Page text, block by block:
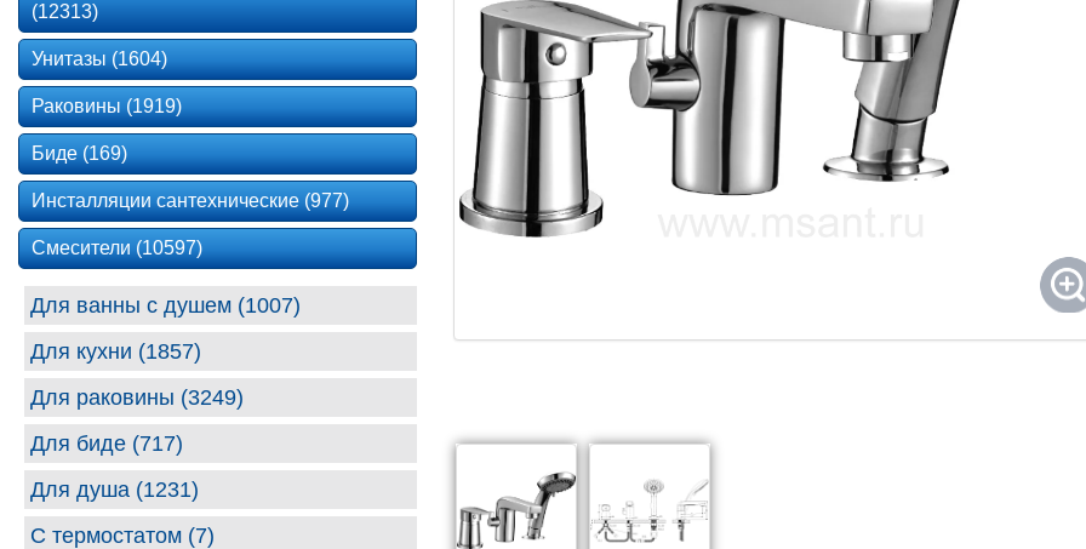
(12313)
Унитазы (1604)
Раковины (1919)
Биде (169)
Инсталляции сантехнические (977)
Смесители (10597)
Для ванны с душем (1007)
Для кухни (1857)
Для раковины (3249)
Для биде (717)
Для душа (1231)
С термостатом (7)